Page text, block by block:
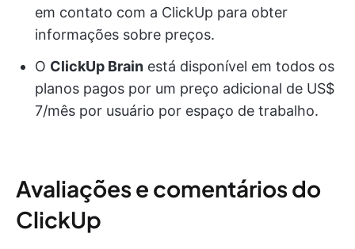
em contato com a ClickUp para obter
informações sobre preços.
O ClickUp Brain está disponível em todos os
planos pagos por um preço adicional de US$
7/mês por usuário por espaço de trabalho.
Avaliações e comentários do
ClickUp